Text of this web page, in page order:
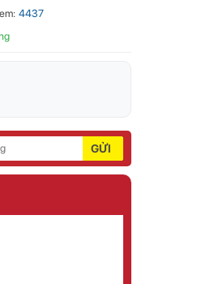
4437
GỬI